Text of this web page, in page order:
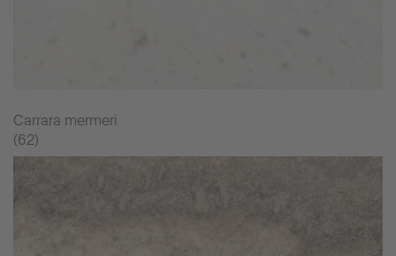
Carrara mermeri
(62)